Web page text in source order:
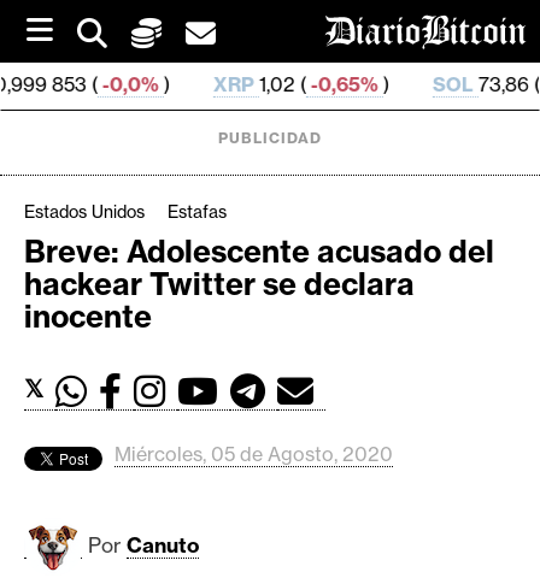
i
p
t
o
) XRP1,02 ( -0,65%) SOL73,86 (1,69%)
C
r
i
M
c
PUBLICIDAD
Estados Unidos Estafas
Breve: Adolescente acusado del
hackear Twitter se declara
inocente
𝕏
Miércoles, 05 de Agosto, 2020
Por Canuto